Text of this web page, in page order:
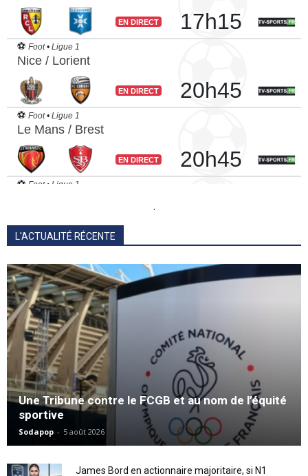
.
L'ACTUALITÉ RÉCENTE
Une Tribune contre le FCGB et au nom de l’équité
sportive
Sodapop - 5 août 2026
James Bord en actionnaire majoritaire, si N1